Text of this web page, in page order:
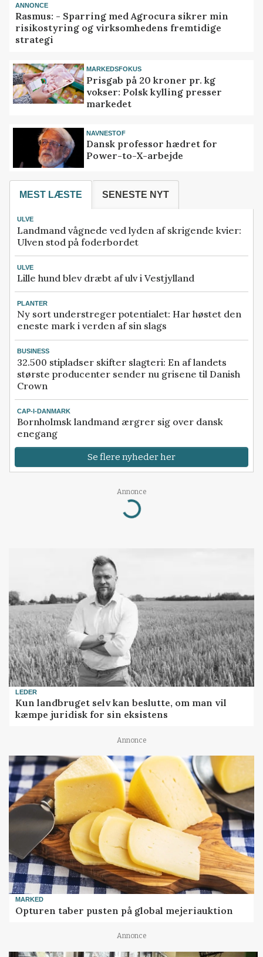
ANNONCE
Rasmus: - Sparring med Agrocura sikrer min
risikostyring og virksomhedens fremtidige
strategi
MARKEDSFOKUS
Prisgab på 20 kroner pr. kg
vokser: Polsk kylling presser
markedet
NAVNESTOF
Dansk professor hædret for
Power-to-X-arbejde
MEST LÆSTE SENESTE NYT
ULVE
Landmand vågnede ved lyden af skrigende kvier:
Ulven stod på foderbordet
ULVE
Lille hund blev dræbt af ulv i Vestjylland
PLANTER
Ny sort understreger potentialet: Har høstet den
eneste mark i verden af sin slags
BUSINESS
32.500 stipladser skifter slagteri: En af landets
største producenter sender nu grisene til Danish
Crown
CAP-I-DANMARK
Bornholmsk landmand ærgrer sig over dansk
enegang
Se flere nyheder her
Annonce
Loading...
LEDER
Kun landbruget selv kan beslutte, om man vil
kæmpe juridisk for sin eksistens
Annonce
MARKED
Opturen taber pusten på global mejeriauktion
Annonce